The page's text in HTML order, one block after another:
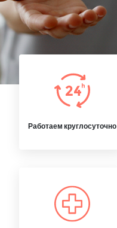
Работаем круглосуточно